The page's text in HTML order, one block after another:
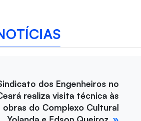
dos Engenheiros no
realiza visita técnica às
obras do Complexo Cultural